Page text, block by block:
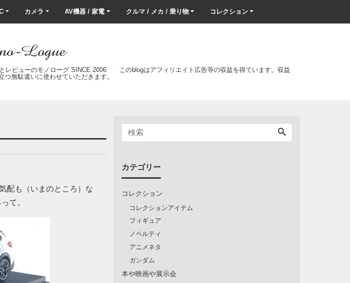
カメラ AV機器 / 家電 クルマ / メカ / 乗り物 コレクション
レビューのモノローグ SINCE 2006 このblogはアフィリエイト広告等の収益を得ています。収益
つ無駄遣いに使わせていただきます。
配も（いまのところ）な
て。
カテゴリー
コレクション
コレクションアイテム
フィギュア
ノベルティ
アニメネタ
ガンダム
本や映画や展示会